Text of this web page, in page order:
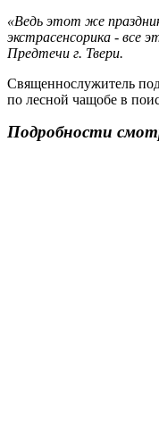
«Ведь этот же
экстрасенсорика - все
Предтечи г. Твери.
Священнослужитель
по лесной чащобе в
Подробности